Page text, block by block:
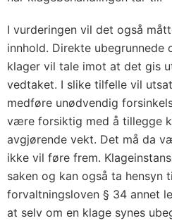
I vurderingen vil det også
innhold. Direkte
klager vil tale imot at det gis
vedtaket. I slike tilfelle vil
medføre unødvendig
være forsiktig med å tillegge
avgjørende vekt. Det må da
ikke vil føre frem.
saken og kan også ta hensyn
forvaltningsloven § 34 annet
at selv om en klage synes